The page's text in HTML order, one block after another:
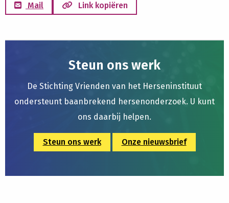
Mail
Link kopiëren
Steun ons werk
De Stichting Vrienden van het Herseninstituut
ondersteunt baanbrekend hersenonderzoek. U kunt
ons daarbij helpen.
Steun ons werk Onze nieuwsbrief